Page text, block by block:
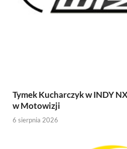
Tymek Kucharczyk w INDY
w Motowizji
6 sierpnia 2026